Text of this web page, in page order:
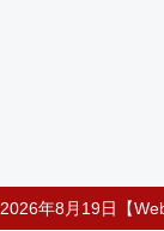
2026年8月19日【